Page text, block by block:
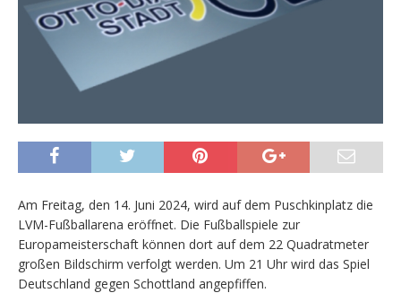
Am Freitag, den 14. Juni 2024, wird auf dem Puschkinplatz die
LVM-Fußballarena eröffnet. Die Fußballspiele zur
Europameisterschaft können dort auf dem 22 Quadratmeter
großen Bildschirm verfolgt werden. Um 21 Uhr wird das Spiel
Deutschland gegen Schottland angepfiffen.